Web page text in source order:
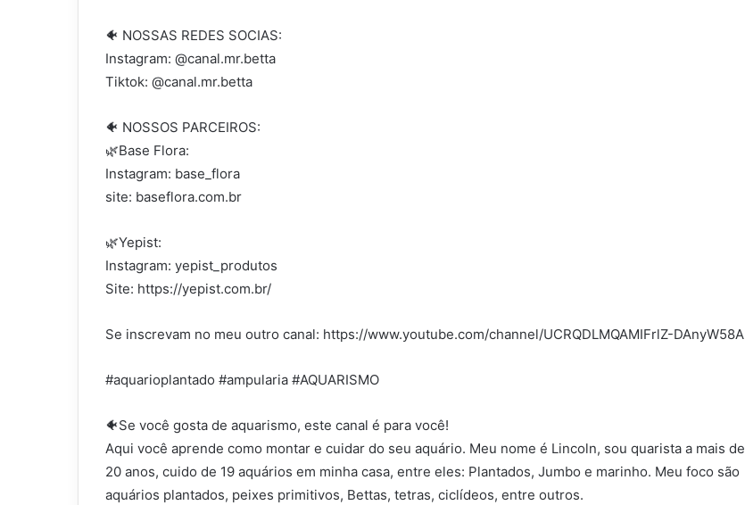
🐠 NOSSAS REDES SOCIAS:
Instagram: @canal.mr.betta
Tiktok: @canal.mr.betta
🐠 NOSSOS PARCEIROS:
🌿Base Flora:
Instagram: base_flora
site: baseflora.com.br
🌿Yepist:
Instagram: yepist_produtos
Site: https://yepist.com.br/
Se inscrevam no meu outro canal: https://www.youtube.com/channel/UCRQDLMQAMIFrlZ-DAnyW58A
#aquarioplantado #ampularia #AQUARISMO
🐠Se você gosta de aquarismo, este canal é para você!
Aqui você aprende como montar e cuidar do seu aquário. Meu nome é Lincoln, sou quarista a mais de
20 anos, cuido de 19 aquários em minha casa, entre eles: Plantados, Jumbo e marinho. Meu foco são
aquários plantados, peixes primitivos, Bettas, tetras, ciclídeos, entre outros.